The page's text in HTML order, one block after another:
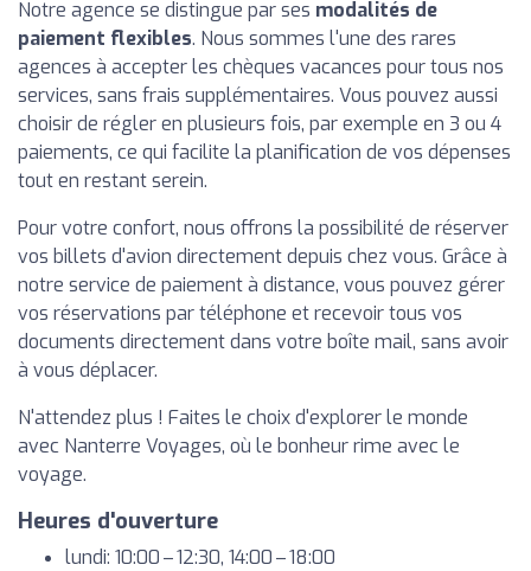
Notre agence se distingue par ses modalités de
paiement flexibles. Nous sommes l'une des rares
agences à accepter les chèques vacances pour tous nos
services, sans frais supplémentaires. Vous pouvez aussi
choisir de régler en plusieurs fois, par exemple en 3 ou 4
paiements, ce qui facilite la planification de vos dépenses
tout en restant serein.
Pour votre confort, nous offrons la possibilité de réserver
vos billets d'avion directement depuis chez vous. Grâce à
notre service de paiement à distance, vous pouvez gérer
vos réservations par téléphone et recevoir tous vos
documents directement dans votre boîte mail, sans avoir
à vous déplacer.
N'attendez plus ! Faites le choix d'explorer le monde
avec Nanterre Voyages, où le bonheur rime avec le
voyage.
Heures d'ouverture
lundi: 10:00 – 12:30, 14:00 – 18:00